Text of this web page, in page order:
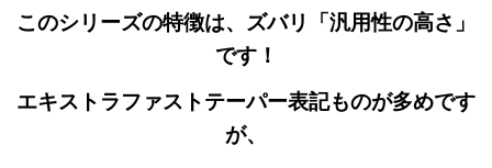
このシリーズの特徴は、ズバリ「汎用性の高さ」
です！
エキストラファストテーパー表記ものが多めです
が、